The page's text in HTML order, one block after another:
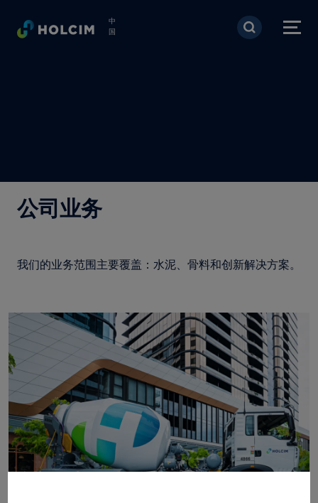
跳转到主要内容
中
国
公司业务
我们的业务范围主要覆盖：水泥、骨料和创新解决方案。